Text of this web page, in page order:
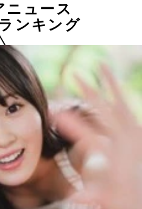
ニュース
ンキング